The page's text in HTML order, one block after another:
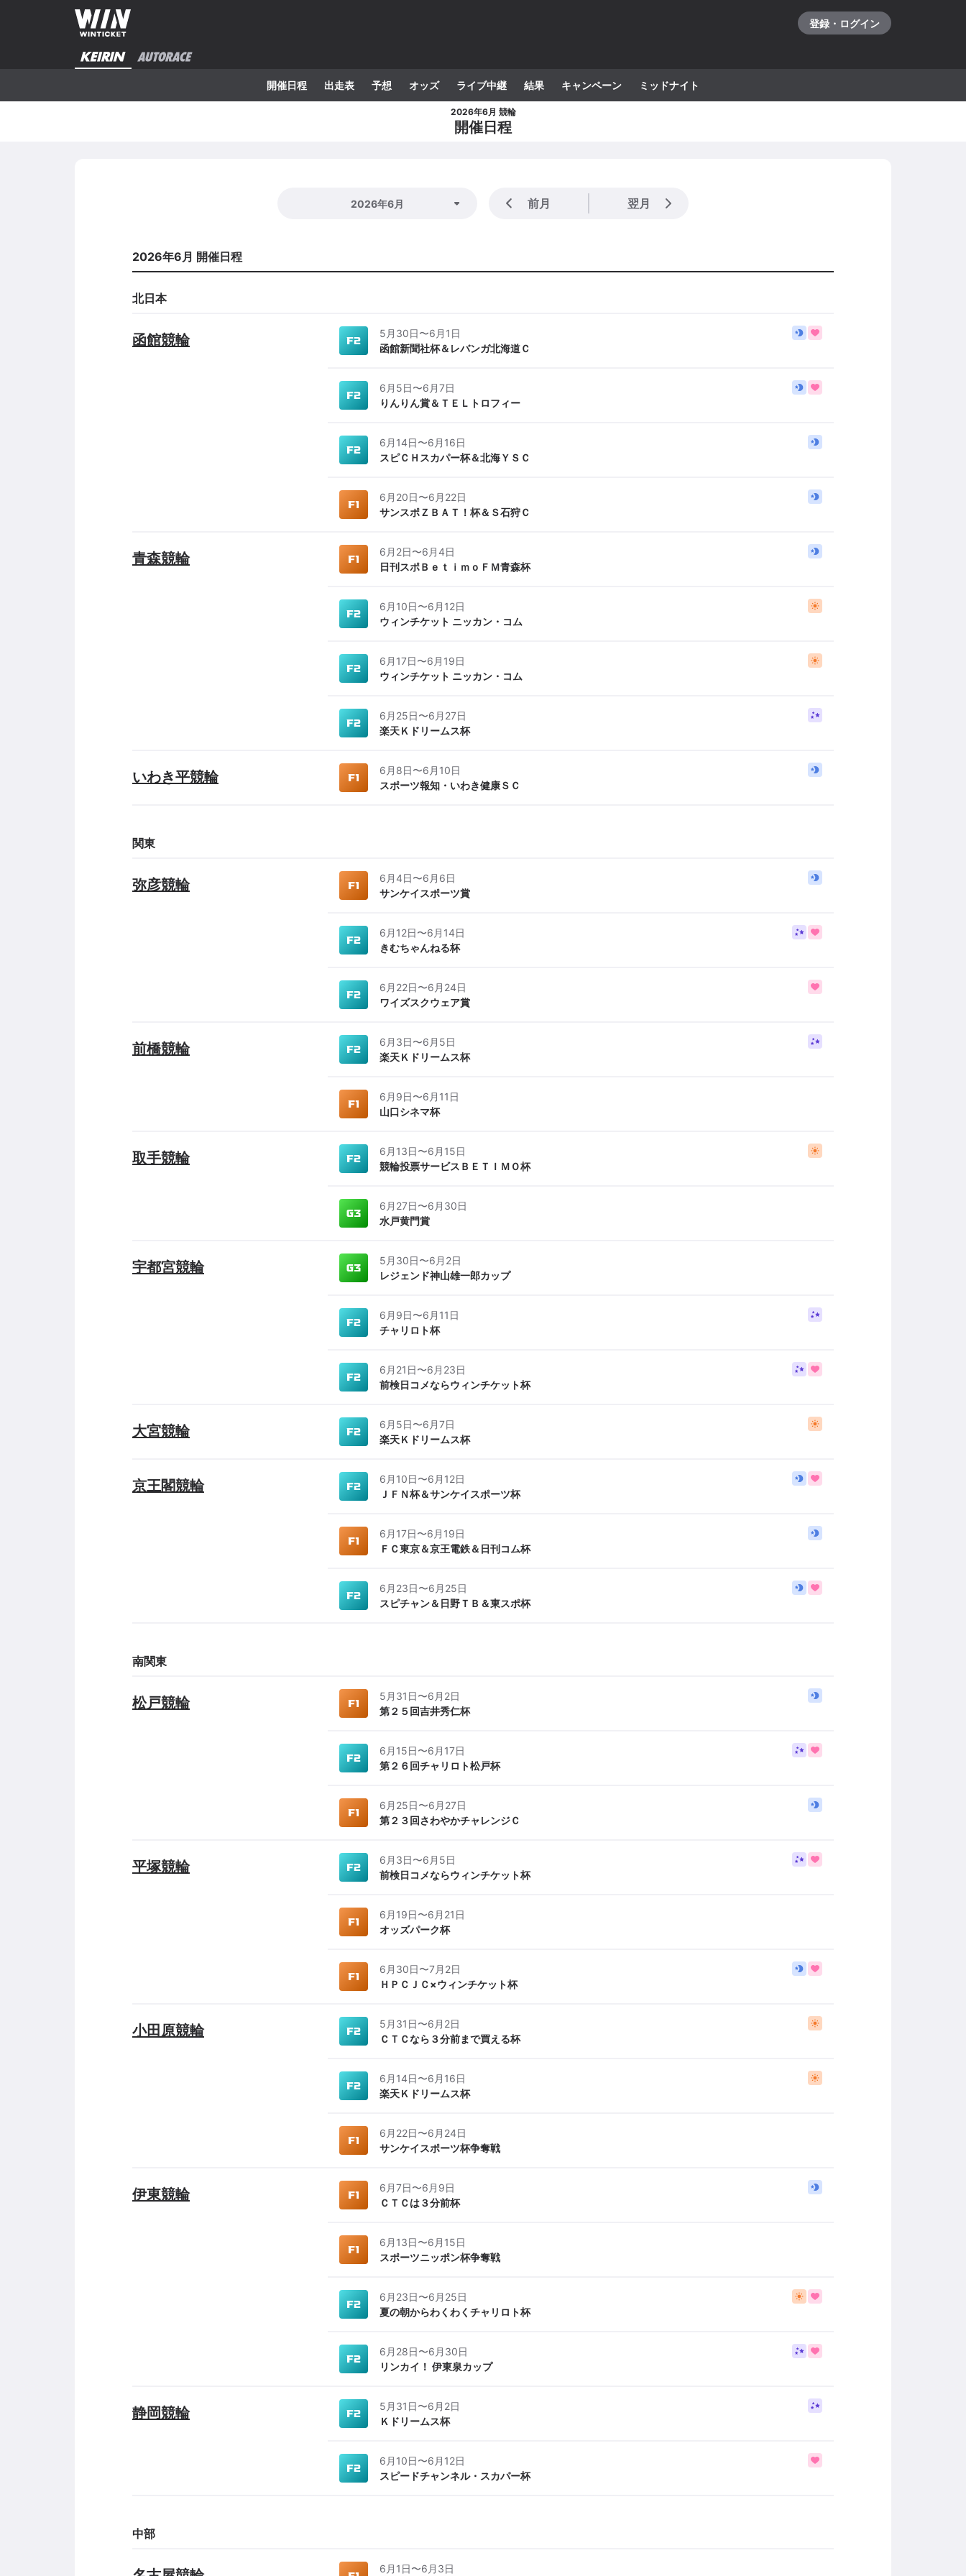
登録・ログイン
開催日程 出走表 予想 オッズ ライブ中継 結果 キャンペーン ミッドナイト
2026年6月 競輪
開催日程
2026年6月 前月 翌月
2026年6月 開催日程
北日本
函館競輪 5月30日〜6月1日
函館新聞社杯＆レバンガ北海道Ｃ
6月5日〜6月7日
りんりん賞＆ＴＥＬトロフィー
6月14日〜6月16日
スピＣＨスカパー杯＆北海ＹＳＣ
6月20日〜6月22日
サンスポＺＢＡＴ！杯＆Ｓ石狩Ｃ
青森競輪 6月2日〜6月4日
日刊スポＢｅｔｉｍｏＦＭ青森杯
6月10日〜6月12日
ウィンチケット ニッカン・コム
6月17日〜6月19日
ウィンチケット ニッカン・コム
6月25日〜6月27日
楽天Ｋドリームス杯
いわき平競輪 6月8日〜6月10日
スポーツ報知・いわき健康ＳＣ
関東
弥彦競輪 6月4日〜6月6日
サンケイスポーツ賞
6月12日〜6月14日
きむちゃんねる杯
6月22日〜6月24日
ワイズスクウェア賞
前橋競輪 6月3日〜6月5日
楽天Ｋドリームス杯
6月9日〜6月11日
山口シネマ杯
取手競輪 6月13日〜6月15日
競輪投票サービスＢＥＴＩＭＯ杯
6月27日〜6月30日
水戸黄門賞
宇都宮競輪 5月30日〜6月2日
レジェンド神山雄一郎カップ
6月9日〜6月11日
チャリロト杯
6月21日〜6月23日
前検日コメならウィンチケット杯
大宮競輪 6月5日〜6月7日
楽天Ｋドリームス杯
京王閣競輪 6月10日〜6月12日
ＪＦＮ杯＆サンケイスポーツ杯
6月17日〜6月19日
ＦＣ東京＆京王電鉄＆日刊コム杯
6月23日〜6月25日
スピチャン＆日野ＴＢ＆東スポ杯
南関東
松戸競輪 5月31日〜6月2日
第２５回吉井秀仁杯
6月15日〜6月17日
第２６回チャリロト松戸杯
6月25日〜6月27日
第２３回さわやかチャレンジＣ
平塚競輪 6月3日〜6月5日
前検日コメならウィンチケット杯
6月19日〜6月21日
オッズパーク杯
6月30日〜7月2日
ＨＰＣＪＣ×ウィンチケット杯
小田原競輪 5月31日〜6月2日
ＣＴＣなら３分前まで買える杯
6月14日〜6月16日
楽天Ｋドリームス杯
6月22日〜6月24日
サンケイスポーツ杯争奪戦
伊東競輪 6月7日〜6月9日
ＣＴＣは３分前杯
6月13日〜6月15日
スポーツニッポン杯争奪戦
6月23日〜6月25日
夏の朝からわくわくチャリロト杯
6月28日〜6月30日
リンカイ！ 伊東泉カップ
静岡競輪 5月31日〜6月2日
Ｋドリームス杯
6月10日〜6月12日
スピードチャンネル・スカパー杯
中部
6月1日〜6月3日